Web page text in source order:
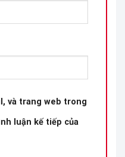
và trang web trong
luận kế tiếp của